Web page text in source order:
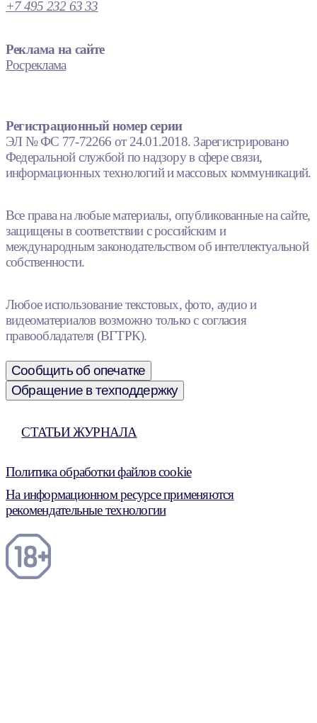
+7 495 232 63 33
Реклама на сайте
Росреклама
Регистрационный номер серии
ЭЛ № ФС 77-72266 от 24.01.2018. Зарегистрировано
Федеральной службой по надзору в сфере связи,
информационных технологий и массовых коммуникаций.
Все права на любые материалы, опубликованные на сайте,
защищены в соответствии с российским и
международным законодательством об интеллектуальной
собственности.
Любое использование текстовых, фото, аудио и
видеоматериалов возможно только с согласия
правообладателя (ВГТРК).
Сообщить об опечатке
Обращение в техподдержку
СТАТЬИ ЖУРНАЛА
Политика обработки файлов cookie
На информационном ресурсе применяются
рекомендательные технологии